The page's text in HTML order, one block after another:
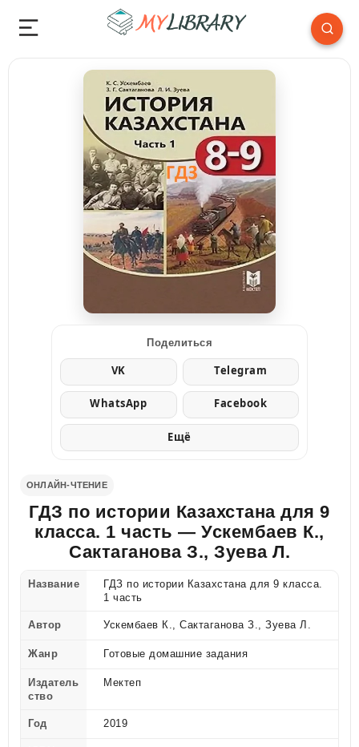
Поделиться
VK Telegram
WhatsApp Facebook
Ещё
ОНЛАЙН-ЧТЕНИЕ
ГДЗ по истории Казахстана для 9
класса. 1 часть — Ускембаев К.,
Сактаганова З., Зуева Л.
Название
ГДЗ по истории Казахстана для 9 класса.
1 часть
Автор Ускембаев К., Сактаганова З., Зуева Л.
Жанр Готовые домашние задания
Издатель
ство
Мектеп
Год 2019